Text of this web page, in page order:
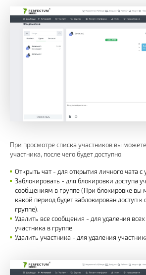
При просмотре списка участников вы
участника, после чего будет доступно:
Открыть чат - для открытия личного чата с
Заблокировать - для блокировки доступа
сообщениям в группе (При блокировке вы
какой период будет заблокирован доступ
группе).
Удалить все сообщения - для удаления
участника в группе.
Удалить участника - для удаления